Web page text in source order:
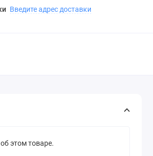
Введите адрес доставки
этом товаре.